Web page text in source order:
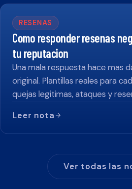
RESENAS
Como responder resenas
tu reputacion
Una mala respuesta hace mas
original. Plantillas reales para
quejas legitimas, ataques y
Leer nota
Ver todas las